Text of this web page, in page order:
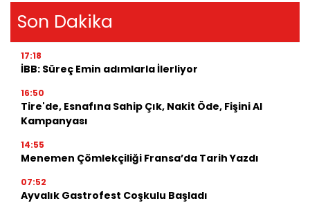
Son Dakika
17:18
İBB: Süreç Emin adımlarla İlerliyor
16:50
Tire'de, Esnafına Sahip Çık, Nakit Öde, Fişini Al
Kampanyası
14:55
Menemen Çömlekçiliği Fransa’da Tarih Yazdı
07:52
Ayvalık Gastrofest Coşkulu Başladı